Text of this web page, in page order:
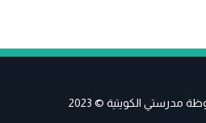
مدرستي الكويتية © 2023